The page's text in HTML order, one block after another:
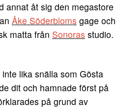
annat åt sig den megastore
Åke Söderbloms gage och
matta från Sonoras studio.
lika snälla som Gösta
dit och hamnade först på
på grund av